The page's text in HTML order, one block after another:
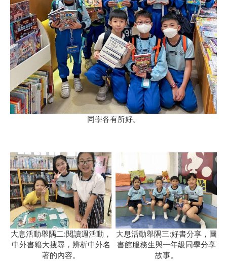
同學各有所好。
大息活動舉隅二:閱讀週活動，
中外書籍大搜尋，辨析中外名
著的內容。
大息活動舉隅三:好書分享，圖
書館服務生與一年級同學分享
故事。